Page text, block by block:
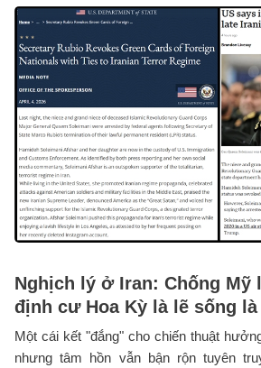
Nghịch lý ở Iran: Chống Mỹ
định cư Hoa Kỳ là lẽ sống
Một cái kết "đắng" cho chiến thuật
nhưng tâm hồn vẫn bận rộn tuyên